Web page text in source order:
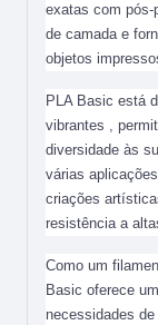
exatas com pós-
de camada e
objetos
PLA Basic está
vibrantes ,
diversidade às
várias
criações
resistência a
Como um
Basic oferece
necessidades